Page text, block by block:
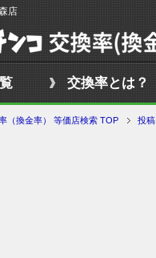
交換率とは？
（換金率） 等価店検索 TOP 投稿
店